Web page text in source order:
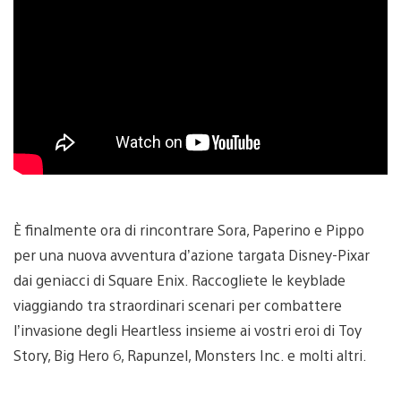
È finalmente ora di rincontrare Sora, Paperino e Pippo
per una nuova avventura d’azione targata Disney-Pixar
dai geniacci di Square Enix. Raccogliete le keyblade
viaggiando tra straordinari scenari per combattere
l’invasione degli Heartless insieme ai vostri eroi di Toy
Story, Big Hero 6, Rapunzel, Monsters Inc. e molti altri.